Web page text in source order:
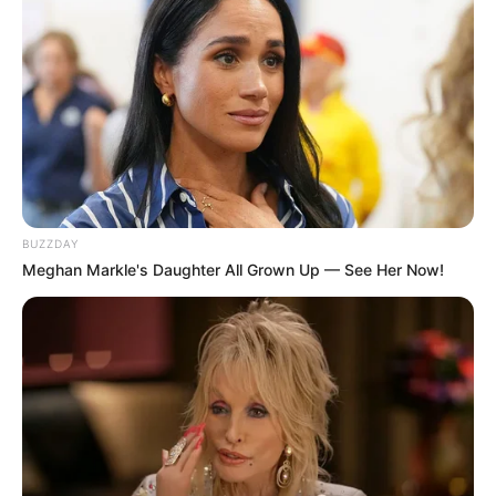
Materiais Necessários
Caixa de leite tetra pack
Cola quente
Cola branca extra
Pincel ou rolinho para espalhar a cola
Régua
Caneta para tecido
Tecido impermeabilizado
Imã
Tesoura
BUZZDAY
Meghan Markle's Daughter All Grown Up — See Her Now!